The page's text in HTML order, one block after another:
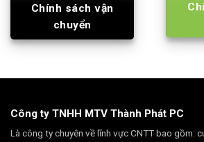
Chính sách vận
chuyển
Công ty TNHH MTV Thành Phát PC
Là công ty chuyên về lĩnh vực CNTT bao gồm: